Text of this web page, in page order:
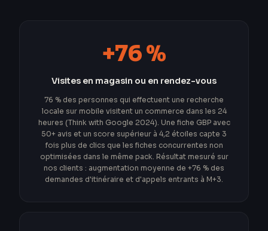
+76 %
Visites en magasin ou en rendez-vous
76 % des personnes qui effectuent une recherche
locale sur mobile visitent un commerce dans les 24
heures (Think with Google 2024). Une fiche GBP avec
50+ avis et un score supérieur à 4,2 étoiles capte 3
fois plus de clics que les fiches concurrentes non
optimisées dans le même pack. Résultat mesuré sur
nos clients : augmentation moyenne de +76 % des
demandes d'itinéraire et d'appels entrants à M+3.